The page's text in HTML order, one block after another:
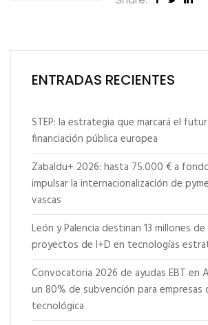
ENTRADAS RECIENTES
STEP: la estrategia que marcará el
financiación pública europea
Zabaldu+ 2026: hasta 75.000 € a
impulsar la internacionalización de
vascas
León y Palencia destinan 13 millones
proyectos de I+D en tecnologías
Convocatoria 2026 de ayudas EBT en
un 80% de subvención para empresas
tecnológica